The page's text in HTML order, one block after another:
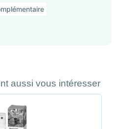
aussi vous intéresser